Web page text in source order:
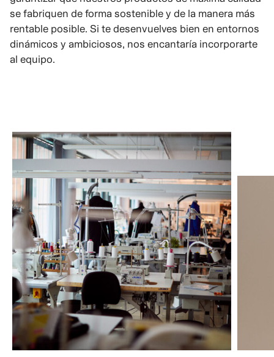
se fabriquen de forma sostenible y de la manera más
rentable posible. Si te desenvuelves bien en entornos
dinámicos y ambiciosos, nos encantaría incorporarte
al equipo.